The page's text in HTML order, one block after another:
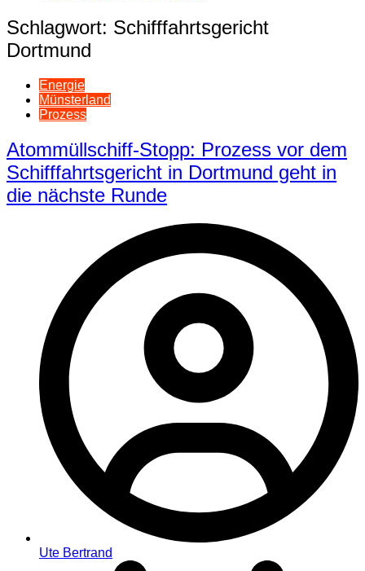
Schlagwort: Schifffahrtsgericht
Dortmund
Energie
Münsterland
Prozess
Atommüllschiff-Stopp: Prozess vor dem
Schifffahrtsgericht in Dortmund geht in
die nächste Runde
Ute Bertrand